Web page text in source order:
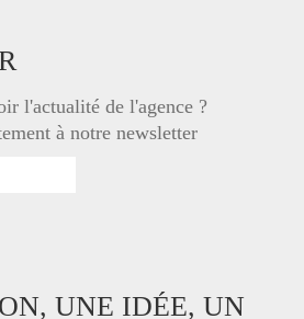
l'actualité de l'agence ?
à notre newsletter
UNE IDÉE, UN